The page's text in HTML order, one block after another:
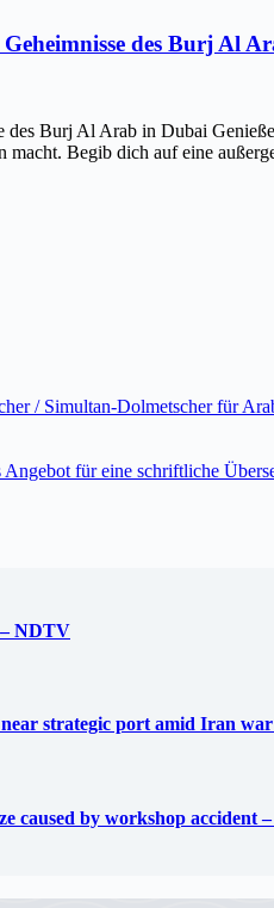
des Burj Al
Burj Al Arab in Dubai
macht. Begib dich auf eine
/ Simultan-Dolmetscher für
für eine schriftliche
– NDTV
near strategic port amid Iran
caused by workshop accident